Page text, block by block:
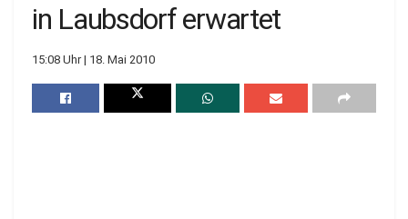
in Laubsdorf erwartet
15:08 Uhr | 18. Mai 2010